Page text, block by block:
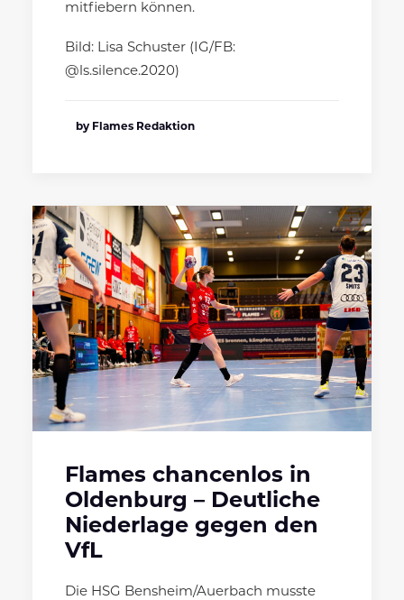
mitfiebern können.
Bild: Lisa Schuster (IG/FB:
@ls.silence.2020)
by Flames Redaktion
Flames chancenlos in
Oldenburg – Deutliche
Niederlage gegen den
VfL
Die HSG Bensheim/Auerbach musste